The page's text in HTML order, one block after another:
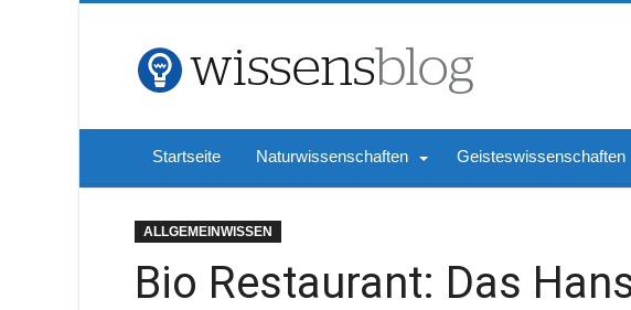
Startseite Naturwissenschaften Geisteswissenschaften
ALLGEMEINWISSEN
Bio Restaurant: Das